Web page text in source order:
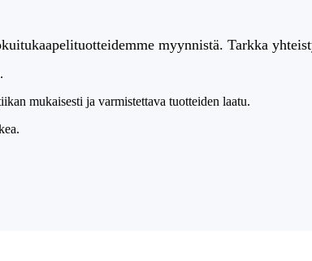
myynnistä. Tarkka
mukaisesti ja varmistettava tuotteiden laatu.